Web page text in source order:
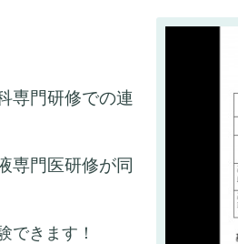
専門研修での連
専門医研修が同
できます！